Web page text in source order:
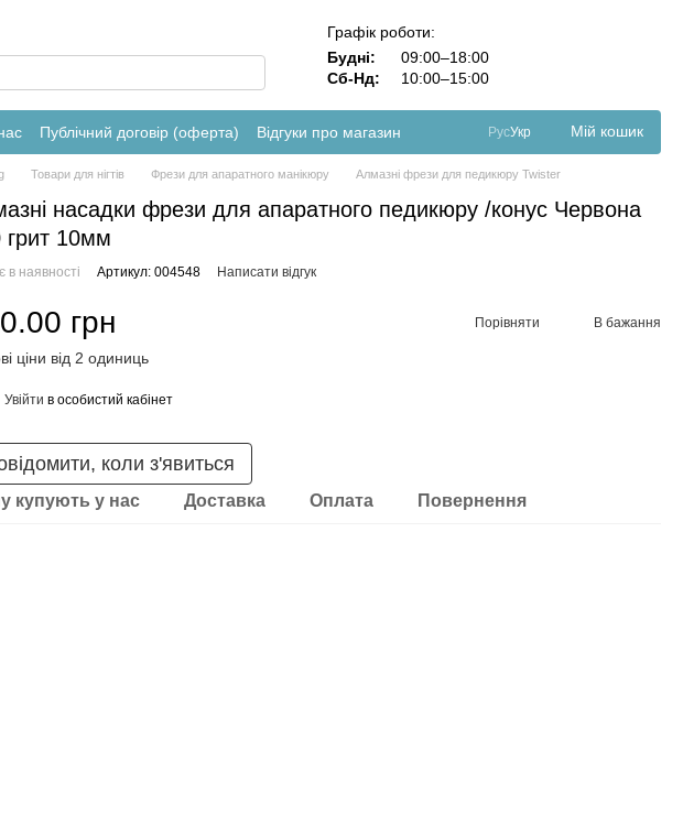
Графік роботи:
Будні:
09:00–18:00
Сб-Нд:
10:00–15:00
Публічний договір (оферта) Відгуки про магазин РусУкр Мій кошик
Товари для нігтів Фрези для апаратного манікюру Алмазні фрези для педикюру Twister
насадки фрези для апаратного педикюру /конус Червона
грит 10мм
в наявності Артикул: 004548 Написати відгук
грн Порівняти В бажання
ціни від 2 одиниць
Увійти в особистий кабінет
коли з'явиться
купують у нас Доставка Оплата Повернення